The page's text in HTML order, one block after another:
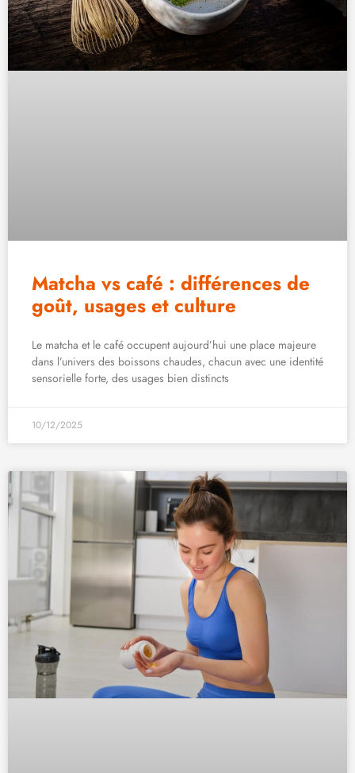
Matcha vs café : différences de
goût, usages et culture
Le matcha et le café occupent aujourd’hui une place majeure
dans l’univers des boissons chaudes, chacun avec une identité
sensorielle forte, des usages bien distincts
10/12/2025